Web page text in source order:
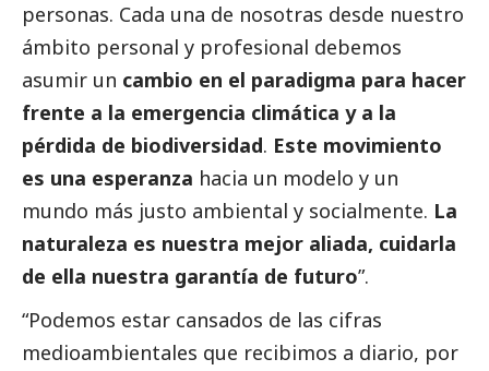
personas. Cada una de nosotras desde nuestro
ámbito personal y profesional debemos
asumir un cambio en el paradigma para hacer
frente a la emergencia climática y a la
pérdida de biodiversidad. Este movimiento
es una esperanza hacia un modelo y un
mundo más justo ambiental y socialmente. La
naturaleza es nuestra mejor aliada, cuidarla
de ella nuestra garantía de futuro”.
“Podemos estar cansados de las cifras
medioambientales que recibimos a diario, por